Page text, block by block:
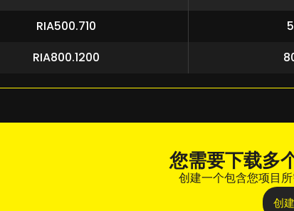
RIA500.710
RIA800.1200
您需要下载多
创建一个包含您项目
创